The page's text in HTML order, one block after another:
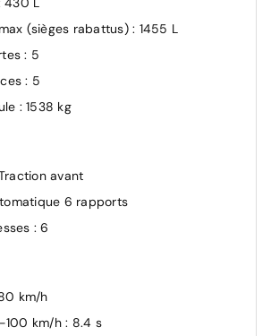
alarme
des occupants
de la pression des pneus
(sièges rabattus) : 1455 L
: 5
: 5
: 1538 kg
avant
6 rapports
: 6
km/h
100 km/h : 8.4 s